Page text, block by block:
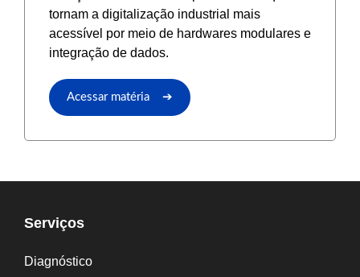
tornam a digitalização industrial mais
acessível por meio de hardwares modulares e
integração de dados.
Acessar matéria ➔
Serviços
Diagnóstico